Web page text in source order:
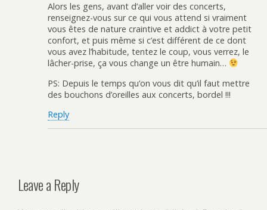
Alors les gens, avant d’aller voir des concerts,
renseignez-vous sur ce qui vous attend si vraiment
vous êtes de nature craintive et addict à votre petit
confort, et puis même si c’est différent de ce dont
vous avez l’habitude, tentez le coup, vous verrez, le
lâcher-prise, ça vous change un être humain…
PS: Depuis le temps qu’on vous dit qu’il faut mettre
des bouchons d’oreilles aux concerts, bordel !!!
Reply
Leave a Reply